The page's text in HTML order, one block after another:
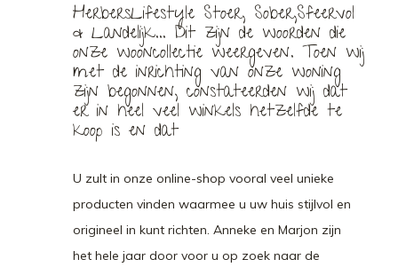
HerbersLifestyle Stoer, Sober,Sfeervol
& Landelijk... Dit zijn de woorden die
onze wooncollectie weergeven. Toen wij
met de inrichting van onze woning
zijn begonnen, constateerden wij dat
er in heel veel winkels hetzelfde te
koop is en dat
U zult in onze online-shop vooral veel unieke
producten vinden waarmee u uw huis stijlvol en
origineel in kunt richten. Anneke en Marjon zijn
het hele jaar door voor u op zoek naar de